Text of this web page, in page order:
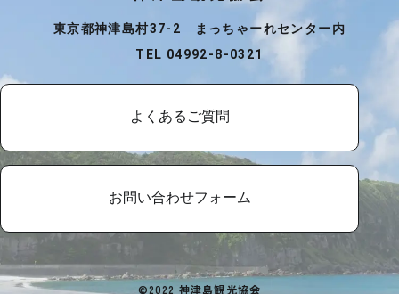
東京都神津島村37-2 まっちゃーれセンター内
TEL 04992-8-0321
よくあるご質問
お問い合わせフォーム
©2022 神津島観光協会